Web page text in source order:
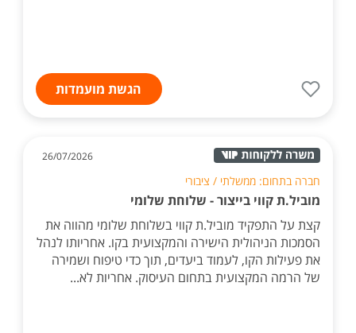
הגשת מועמדות
26/07/2026
חברה בתחום: ממשלתי / ציבורי
מוביל.ת קווי בייצור - שלוחת שלומי
קצת על התפקיד מוביל.ת קווי בשלוחת שלומי מהווה את
הסמכות הניהולית הישירה והמקצועית בקו. אחריותו לנהל
את פעילות הקו, לעמוד ביעדים, תוך כדי טיפוח ושמירה
של הרמה המקצועית בתחום העיסוק. אחריות לא...